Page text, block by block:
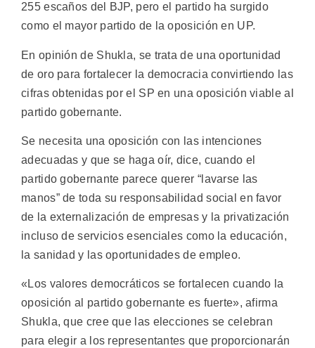
255 escaños del BJP, pero el partido ha surgido
como el mayor partido de la oposición en UP.
En opinión de Shukla, se trata de una oportunidad
de oro para fortalecer la democracia convirtiendo las
cifras obtenidas por el SP en una oposición viable al
partido gobernante.
Se necesita una oposición con las intenciones
adecuadas y que se haga oír, dice, cuando el
partido gobernante parece querer “lavarse las
manos” de toda su responsabilidad social en favor
de la externalización de empresas y la privatización
incluso de servicios esenciales como la educación,
la sanidad y las oportunidades de empleo.
«Los valores democráticos se fortalecen cuando la
oposición al partido gobernante es fuerte», afirma
Shukla, que cree que las elecciones se celebran
para elegir a los representantes que proporcionarán